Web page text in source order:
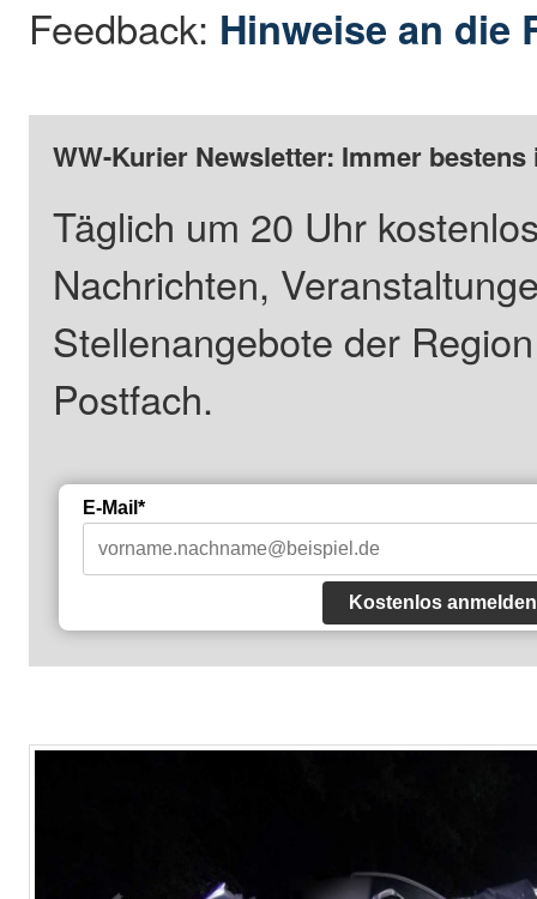
Feedback: Hinweise an die
WW-Kurier Newsletter: Immer
Täglich um 20 Uhr
Nachrichten,
Stellenangebote der
Postfach.
E-Mail*
Kostenlos anmelden